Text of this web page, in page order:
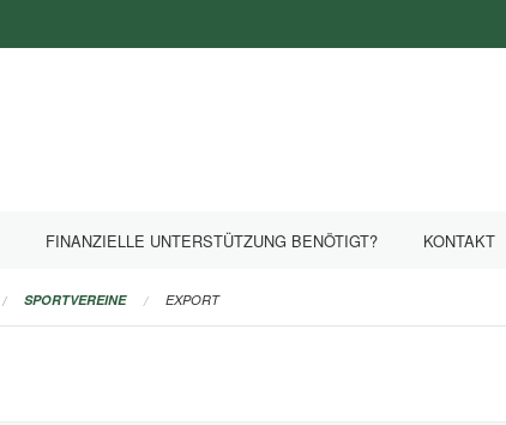
FINANZIELLE UNTERSTÜTZUNG BENÖTIGT? KONTAKT
SPORTVEREINE EXPORT